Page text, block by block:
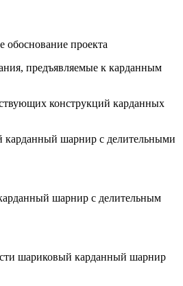
обоснование проекта
предъявляемые к карданным
конструкций карданных
карданный шарнир с делительными
шарнир с делительным
шариковый карданный шарнир